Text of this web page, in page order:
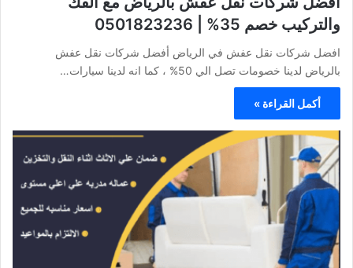
والتركيب خصم 35% | 0501823236
افضل شركات نقل عفش في الرياض أفضل شركات نقل عفش
بالرياض لدينا خصومات تصل الي 50% ، كما انه لدينا سيارات…
أكمل القراءة »